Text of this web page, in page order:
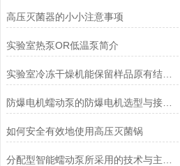
高压灭菌器的小小注意事项
实验室热泵OR低温泵简介
实验室冷冻干燥机能保留样品原有结构和活性
防爆电机蠕动泵的防爆电机选型与接线要求
如何安全有效地使用高压灭菌锅